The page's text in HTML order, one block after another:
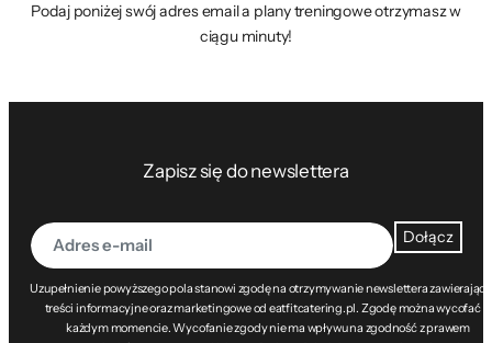
Podaj poniżej swój adres email a plany treningowe otrzymasz w
ciągu minuty!
Zapisz się do newslettera
Uzupełnienie powyższego pola stanowi zgodę na otrzymywanie newslettera
treści informacyjne oraz marketingowe od eatfitcatering.pl. Zgodę można wycofać w
każdym momencie. Wycofanie zgody nie ma wpływu na zgodność z prawem
Dołącz